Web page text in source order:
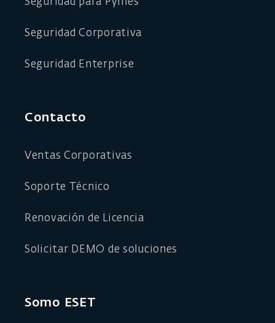
Seguridad para Pymes
Seguridad Corporativa
Seguridad Enterprise
Contacto
Ventas Corporativas
Soporte Técnico
Renovación de Licencia
Solicitar DEMO de soluciones
Somo ESET